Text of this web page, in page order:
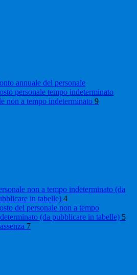
annuale del personale
personale tempo indeterminato
non a tempo indeterminato 9
non a tempo indeterminato (da
in tabelle) 4
del personale non a tempo
(da pubblicare in tabelle) 5
7